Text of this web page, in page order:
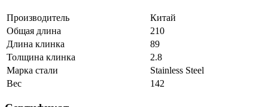
Производитель
Китай
Общая длина
210
Длина клинка
89
Толщина клинка
2.8
Марка стали
Stainless Steel
Вес
142